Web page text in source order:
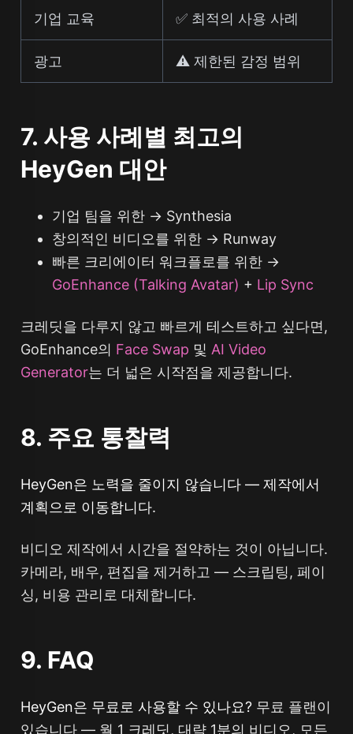
기업 교육 ✅ 최적의 사용 사례
광고 ⚠️ 제한된 감정 범위
7. 사용 사례별 최고의
HeyGen 대안
기업 팀을 위한 → Synthesia
창의적인 비디오를 위한 → Runway
빠른 크리에이터 워크플로를 위한 →
GoEnhance (Talking Avatar) + Lip Sync
크레딧을 다루지 않고 빠르게 테스트하고 싶다면,
GoEnhance의 Face Swap 및 AI Video
Generator는 더 넓은 시작점을 제공합니다.
8. 주요 통찰력
HeyGen은 노력을 줄이지 않습니다 — 제작에서
계획으로 이동합니다.
비디오 제작에서 시간을 절약하는 것이 아닙니다.
카메라, 배우, 편집을 제거하고 — 스크립팅, 페이
싱, 비용 관리로 대체합니다.
9. FAQ
HeyGen은 무료로 사용할 수 있나요?무료 플랜이
있습니다 — 월 1 크레딧, 대략 1분의 비디오, 모든